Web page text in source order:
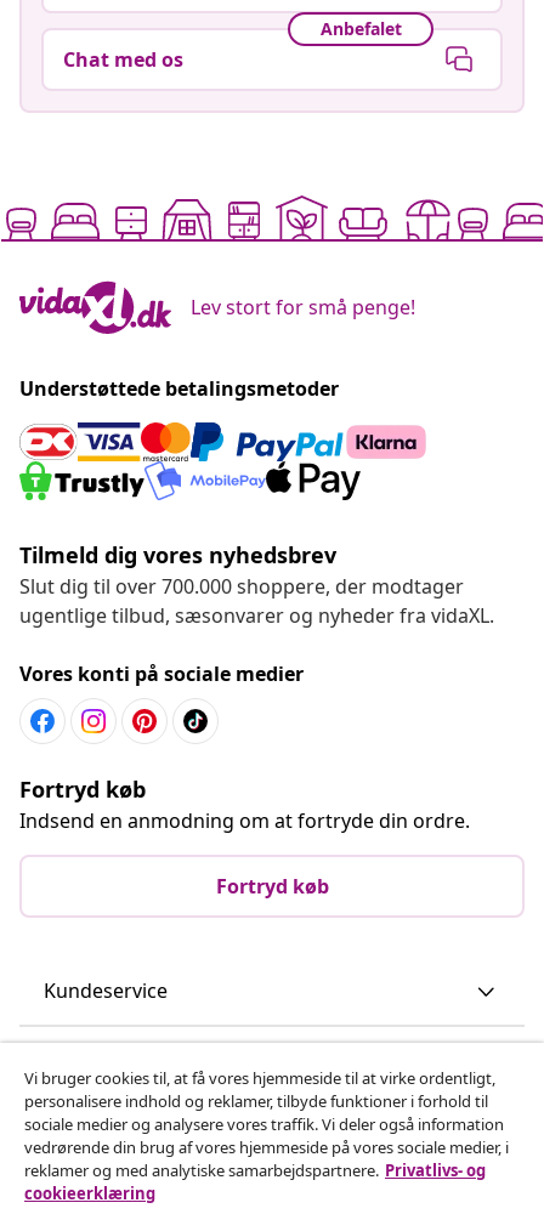
Anbefalet
Chat med os
Lev stort for små penge!
Understøttede betalingsmetoder
Tilmeld dig vores nyhedsbrev
Slut dig til over 700.000 shoppere, der modtager
ugentlige tilbud, sæsonvarer og nyheder fra vidaXL.
Vores konti på sociale medier
Fortryd køb
Indsend en anmodning om at fortryde din ordre.
Fortryd køb
Kundeservice
vidaXL
Opdag mere
Vi bruger cookies til, at få vores hjemmeside til at virke ordentligt,
personalisere indhold og reklamer, tilbyde funktioner i forhold til
sociale medier og analysere vores traffik. Vi deler også information
vedrørende din brug af vores hjemmeside på vores sociale medier, i
reklamer og med analytiske samarbejdspartnere. Privatlivs- og
cookieerklæring